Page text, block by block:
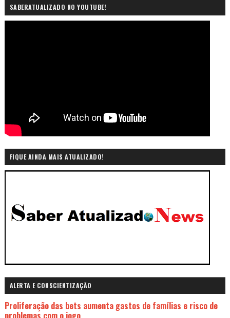
SABERATUALIZADO NO YOUTUBE!
FIQUE AINDA MAIS ATUALIZADO!
ALERTA E CONSCIENTIZAÇÃO
Proliferação das bets aumenta gastos de famílias e risco de